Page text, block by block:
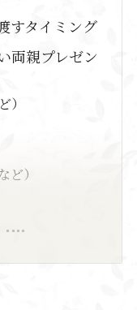
すタイミング
両親プレゼン
）
ど）